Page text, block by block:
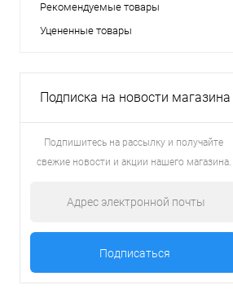
Рекомендуемые товары
Уцененные товары
Подписка на новости магазина
Подпишитесь на рассылку и получайте
свежие новости и акции нашего магазина.